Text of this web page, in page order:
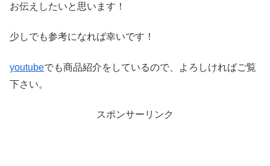
お伝えしたいと思います！
少しでも参考になれば幸いです！
youtubeでも商品紹介をしているので、よろしければご覧
下さい。
スポンサーリンク